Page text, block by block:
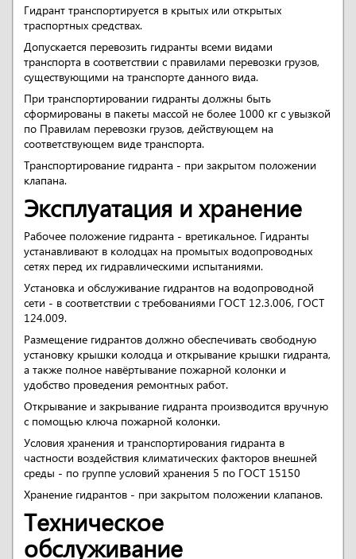
Гидрант транспортируется в крытых или открытых
траспортных средствах.
Допускается перевозить гидранты всеми видами
транспорта в соответствии с правилами перевозки грузов,
существующими на транспорте данного вида.
При транспортировании гидранты должны быть
сформированы в пакеты массой не более 1000 кг с увызкой
по Правилам перевозки грузов, действующем на
соответствующем виде транспорта.
Транспортирование гидранта - при закрытом положении
клапана.
Эксплуатация и хранение
Рабочее положение гидранта - вретикальное. Гидранты
устанавливают в колодцах на промытых водопроводных
сетях перед их гидравлическими испытаниями.
Установка и обслуживание гидрантов на водопроводной
сети - в соответствии с требованиями ГОСТ 12.3.006, ГОСТ
124.009.
Размещение гидрантов должно обеспечивать свободную
установку крышки колодца и открывание крышки гидранта,
а также полное навёртывание пожарной колонки и
удобство проведения ремонтных работ.
Открывание и закрывание гидранта производится вручную
с помощью ключа пожарной колонки.
Условия хранения и транспортирования гидранта в
частности воздействия климатических факторов внешней
среды - по группе условий хранения 5 по ГОСТ 15150
Хранение гидрантов - при закрытом положении клапанов.
Техническое
обслуживание